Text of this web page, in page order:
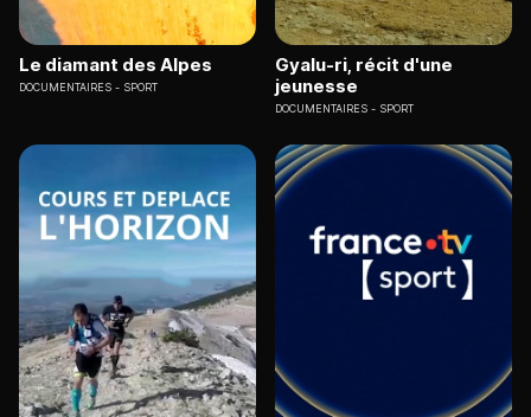
Le diamant des Alpes
DOCUMENTAIRES SPORT
Gyalu-ri, récit d'une
jeunesse
DOCUMENTAIRES SPORT